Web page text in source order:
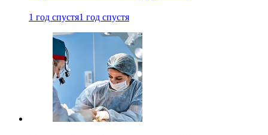
1 год спустя1 год спустя